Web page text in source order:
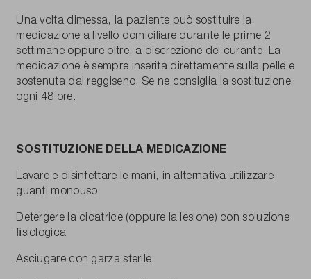
Una volta dimessa, la paziente può sostituire la
medicazione a livello domiciliare durante le prime 2
settimane oppure oltre, a discrezione del curante. La
medicazione è sempre inserita direttamente sulla pelle e
sostenuta dal reggiseno. Se ne consiglia la sostituzione
ogni 48 ore.
SOSTITUZIONE DELLA MEDICAZIONE
Lavare e disinfettare le mani, in alternativa utilizzare
guanti monouso
Detergere la cicatrice (oppure la lesione) con soluzione
ﬁsiologica
Asciugare con garza sterile